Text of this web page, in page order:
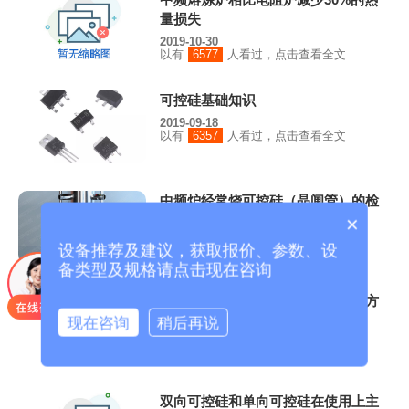
量损失
2019-10-30
以有
6577 人看过，点击查看全文
可控硅基础知识
2019-09-18
以有
6357 人看过，点击查看全文
中频炉经常烧可控硅（晶闸管）的检
2019-03-19
以有
13339 人看过，点击查看全文
中频电炉熔炼突发状况的应急处理方
式有哪些
双向可控硅和单向可控硅在使用上主
×
设备推荐及建议，获取报价、参数、设
备类型及规格请点击现在咨询
现在咨询 稍后再说